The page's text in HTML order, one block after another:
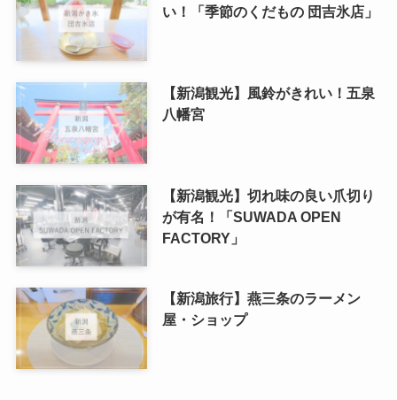
い！「季節のくだもの 団吉氷店」
【新潟観光】風鈴がきれい！五泉
八幡宮
【新潟観光】切れ味の良い爪切り
が有名！「SUWADA OPEN
FACTORY」
【新潟旅行】燕三条のラーメン
屋・ショップ